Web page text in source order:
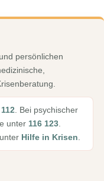
persönlichen
112 . Bei psychischer
unter 116 123
Hilfe in Krisen